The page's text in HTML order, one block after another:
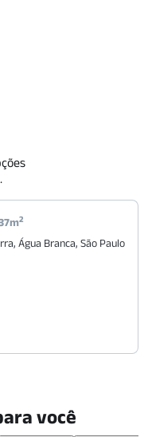
m2
, Água Branca, São Paulo
você